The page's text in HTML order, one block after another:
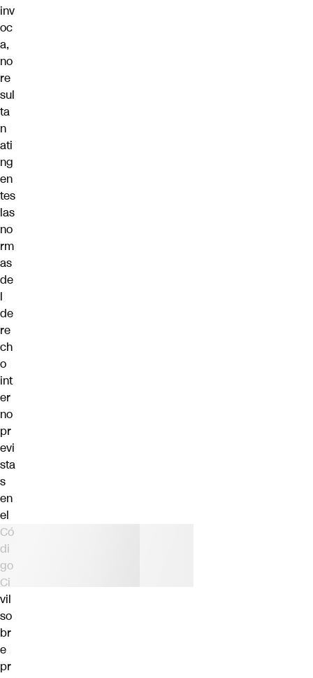
inv
oc
a,
no
re
sul
ta
n
ati
ng
en
tes
las
no
rm
as
de
l
de
re
ch
o
int
er
no
pr
evi
sta
s
en
el
Có
di
go
Ci
vil
so
br
e
pr